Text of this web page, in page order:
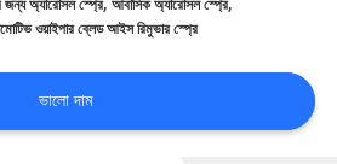
জন্য অ্যারোসল স্প্রে আবাসিক অ্যারোসল স্প্রে
ওয়াইপার ব্লেড আইস রিমুভার স্প্রে
ভালো দাম